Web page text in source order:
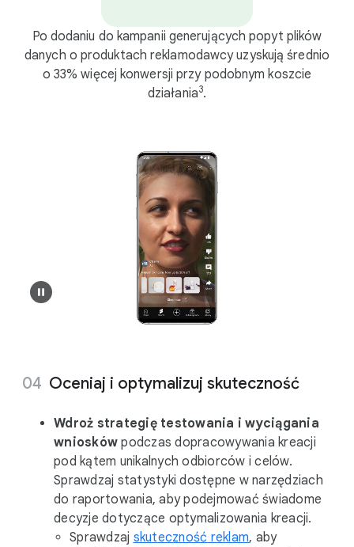
Po dodaniu do kampanii generujących popyt plików
danych o produktach reklamodawcy uzyskują średnio
o 33% więcej konwersji przy podobnym koszcie
działania3.
Oceniaj i optymalizuj skuteczność
Wdroż strategię testowania i wyciągania
wniosków podczas dopracowywania kreacji
pod kątem unikalnych odbiorców i celów.
Sprawdzaj statystyki dostępne w narzędziach
do raportowania, aby podejmować świadome
decyzje dotyczące optymalizowania kreacji.
Sprawdzaj skuteczność reklam, aby